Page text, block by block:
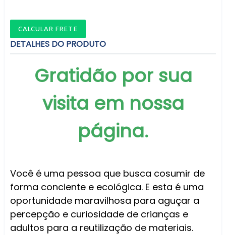
CALCULAR FRETE
DETALHES DO PRODUTO
Gratidão por sua
visita em nossa
página.
Você é uma pessoa que busca cosumir de
forma conciente e ecológica. E esta é uma
oportunidade maravilhosa para aguçar a
percepção e curiosidade de crianças e
adultos para a reutilização de materiais.